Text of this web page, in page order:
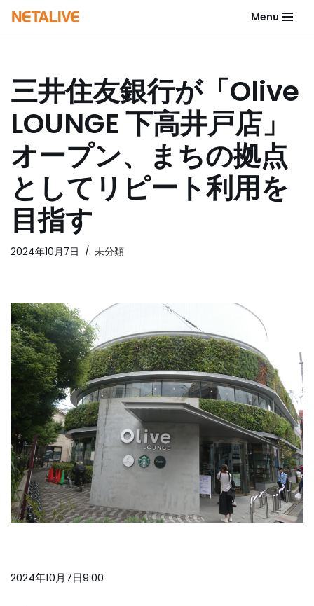
ン
ツ
キ
プ
Menu
三井住友銀行が「Olive
LOUNGE 下高井戸店」
オープン、まちの拠点
としてリピート利用を
目指す
2024年10月7日 未分類
2024年10月7日9:00